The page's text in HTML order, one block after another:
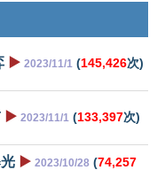
▶️ 2023/11/1 (145,426次)
▶️ 2023/11/1 (133,397次)
▶️ 2023/10/28 (74,257